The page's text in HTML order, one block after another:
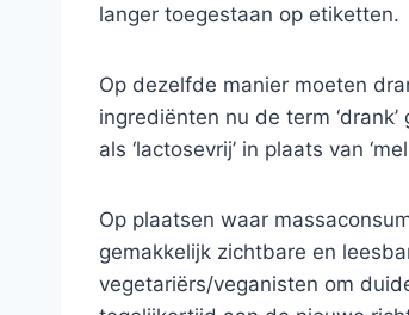
langer toegestaan ​​op etiketten.
Op dezelfde manier moeten
ingrediënten nu de term
als ‘lactosevrij’ in plaats van
Op plaatsen waar
gemakkelijk zichtbare en
vegetariërs/veganisten om